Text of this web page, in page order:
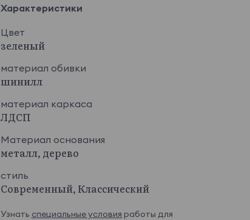
Характеристики
Цвет
зеленый
материал обивки
шинилл
материал каркаса
ЛДСП
Материал основания
металл, дерево
стиль
Современный, Классический
Узнать специальные условия работы для